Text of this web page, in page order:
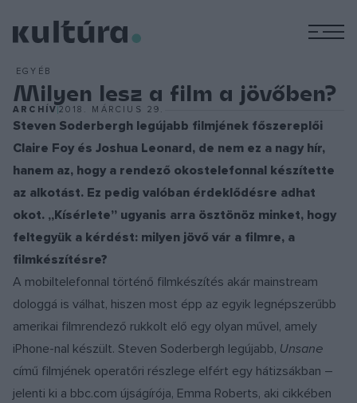
EGYÉB
Milyen lesz a film a jövőben?
ARCHÍV2018. MÁRCIUS 29.
Steven Soderbergh legújabb filmjének főszereplői
Claire Foy és Joshua Leonard, de nem ez a nagy hír,
hanem az, hogy a rendező okostelefonnal készítette
az alkotást. Ez pedig valóban érdeklődésre adhat
okot. „Kísérlete” ugyanis arra ösztönöz minket, hogy
feltegyük a kérdést: milyen jövő vár a filmre, a
filmkészítésre?
A mobiltelefonnal történő filmkészítés akár mainstream
dologgá is válhat, hiszen most épp az egyik legnépszerűbb
amerikai filmrendező rukkolt elő egy olyan művel, amely
iPhone-nal készült. Steven Soderbergh legújabb, Unsane
című filmjének operatőri részlege elfért egy hátizsákban –
jelenti ki a bbc.com újságírója, Emma Roberts, aki cikkében